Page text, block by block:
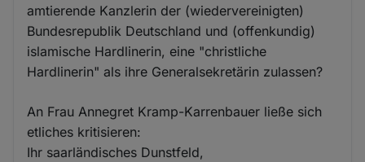
amtierende Kanzlerin der (wiedervereinigten)
Bundesrepublik Deutschland und (offenkundig)
islamische Hardlinerin, eine "christliche
Hardlinerin" als ihre Generalsekretärin zulassen?
An Frau Annegret Kramp-Karrenbauer ließe sich
etliches kritisieren:
Ihr saarländisches Dunstfeld,